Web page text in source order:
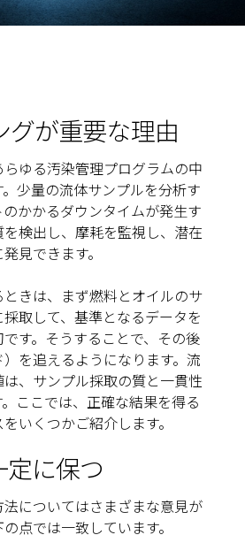
グが重要な理由
ゆる汚染管理プログラムの中
少量の流体サンプルを分析す
かかるダウンタイムが発生す
検出し、摩耗を監視し、潜在
見できます。
きは、まず燃料とオイルのサ
取して、基準となるデータを
す。そうすることで、その後
を追えるようになります。流
、サンプル採取の質と一貫性
ここでは、正確な結果を得る
いくつかご紹介します。
定に保つ
についてはさまざまな意見が
点では一致しています。